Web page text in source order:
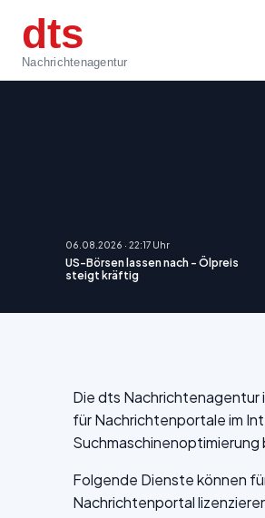
dts
Nachrichtenagentur
06.08.2026 · 22:17 Uhr
US-Börsen lassen nach - Ölpreis
steigt kräftig
Die dts
für Nachrichtenportale im
Suchmaschinenoptimierung
Folgende Dienste können
Nachrichtenportal